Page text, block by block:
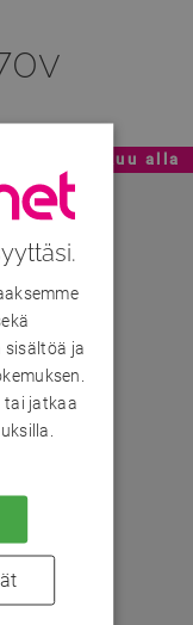
Sisältö jatkuu alla
sisältöä ja
tai jatkaa